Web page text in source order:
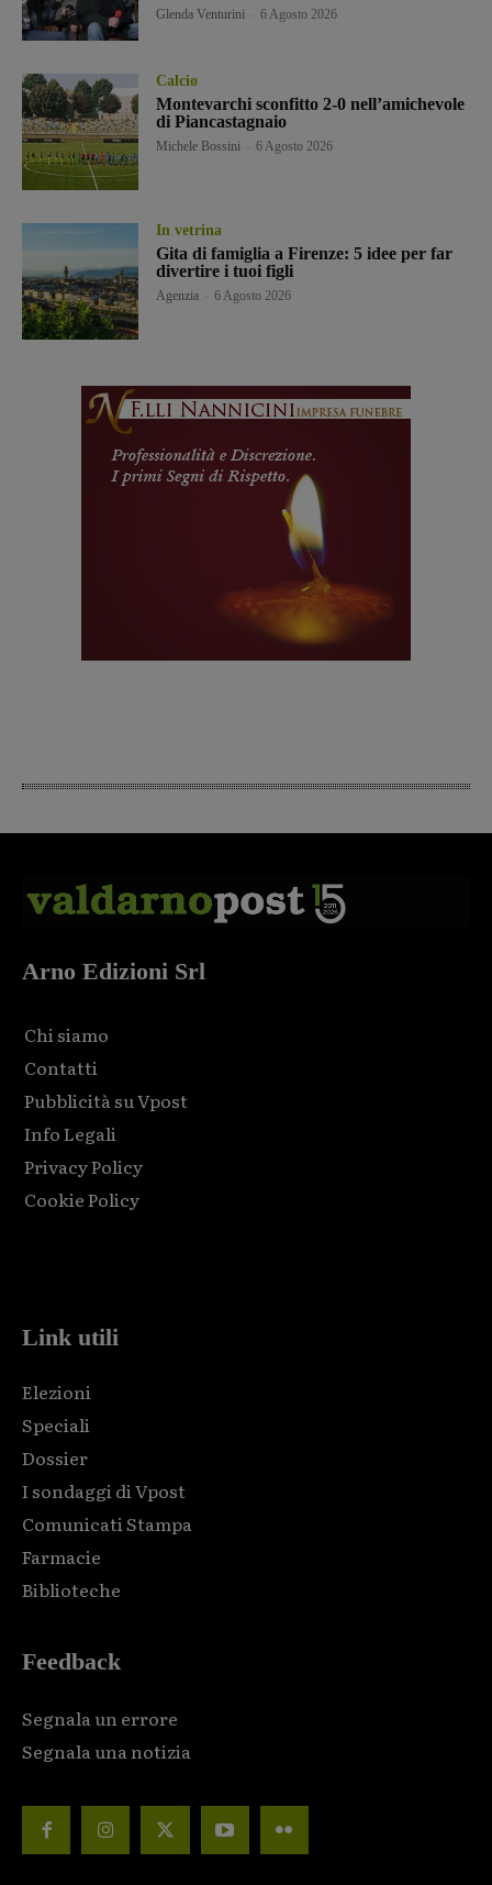
Glenda Venturini 6 Agosto 2026
Calcio
Montevarchi sconfitto 2-0 nell’amichevole
di Piancastagnaio
Michele Bossini 6 Agosto 2026
In vetrina
Gita di famiglia a Firenze: 5 idee per far
divertire i tuoi figli
Agenzia 6 Agosto 2026
Arno Edizioni Srl
Chi siamo
Contatti
Pubblicità su Vpost
Info Legali
Privacy Policy
Cookie Policy
Link utili
Elezioni
Speciali
Dossier
I sondaggi di Vpost
Comunicati Stampa
Farmacie
Biblioteche
Feedback
Segnala un errore
Segnala una notizia